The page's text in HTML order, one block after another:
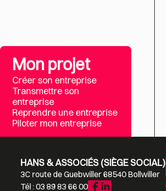
Mon projet
Créer son entreprise
Transmettre son
entreprise
Reprendre une entreprise
Piloter mon entreprise
HANS & ASSOCIÉS (SIÈGE SOCIAL)
3C route de Guebwiller 68540 Bollwiller
Tél : 03 89 83 66 00